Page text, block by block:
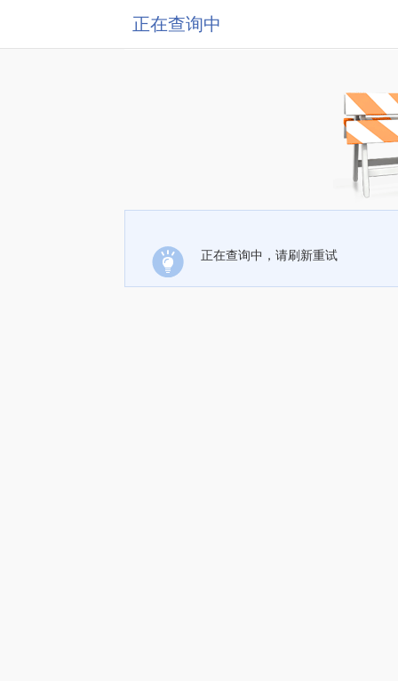
正在查询中
正在查询中，请刷新重试